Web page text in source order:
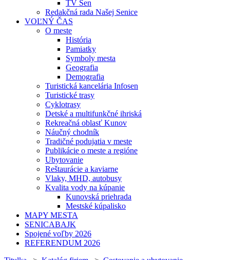
TV Sen
Redakčná rada Našej Senice
VOĽNÝ ČAS
O meste
História
Pamiatky
Symboly mesta
Geografia
Demografia
Turistická kancelária Infosen
Turistické trasy
Cyklotrasy
Detské a multifunkčné ihriská
Rekreačná oblasť Kunov
Náučný chodník
Tradičné podujatia v meste
Publikácie o meste a regióne
Ubytovanie
Reštaurácie a kaviarne
Vlaky, MHD, autobusy
Kvalita vody na kúpanie
Kunovská priehrada
Mestské kúpalisko
MAPY MESTA
SENICABAJK
Spojené voľby 2026
REFERENDUM 2026